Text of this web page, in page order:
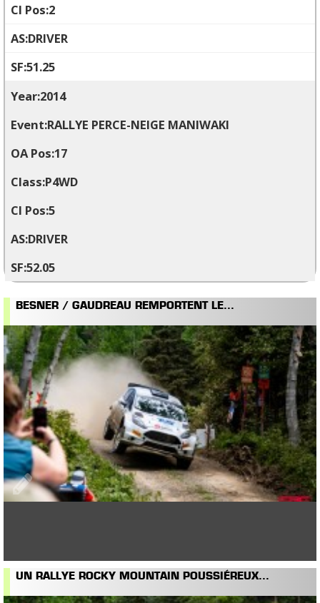
2
DRIVER
51.25
2014
RALLYE PERCE-NEIGE MANIWAKI
17
P4WD
5
DRIVER
52.05
BESNER / GAUDREAU REMPORTENT LE...
UN RALLYE ROCKY MOUNTAIN POUSSIÉREUX...